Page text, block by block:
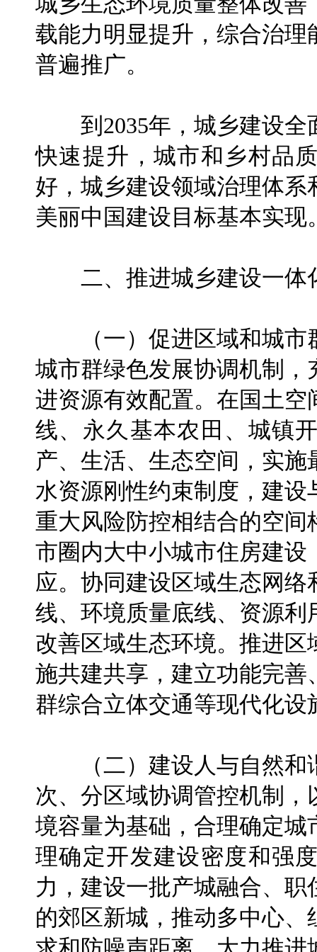
载能力明显提升，综合治
普遍推广。
到2035年，城乡建设全
快速提升，城市和乡村品
好，城乡建设领域治理体
美丽中国建设目标基本实现
二、推进城乡建设一体
（一）促进区域和城市
城市群绿色发展协调机制
进资源有效配置。在国土
线、永久基本农田、城镇
产、生活、生态空间，实
水资源刚性约束制度，建
重大风险防控相结合的空
市圈内大中小城市住房建
应。协同建设区域生态网
线、环境质量底线、资源
改善区域生态环境。推进
施共建共享，建立功能完
群综合立体交通等现代化设
（二）建设人与自然和
次、分区域协调管控机制
境容量为基础，合理确定
理确定开发建设密度和强
力，建设一批产城融合、
的郊区新城，推动多中心